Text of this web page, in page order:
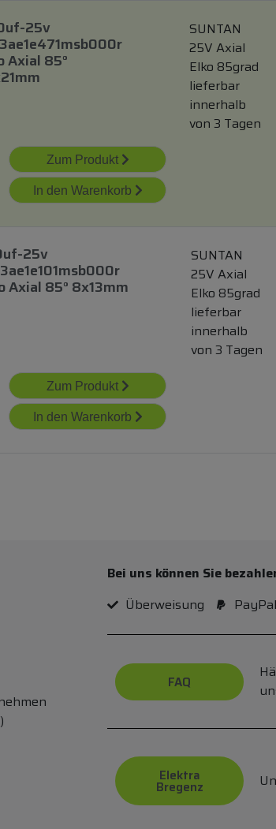
25v
Axial 85°
SUNTAN
25V Axial
Elko 85grad
lieferbar
innerhalb
von 3 Tagen
Zum Produkt
In den Warenkorb
25v
Axial 85° 8x13mm
SUNTAN
25V Axial
Elko 85grad
lieferbar
innerhalb
von 3 Tagen
Zum Produkt
In den Warenkorb
)
Bei uns können Sie
Überweisung
PayPal
FAQ
Elektra
Bregenz